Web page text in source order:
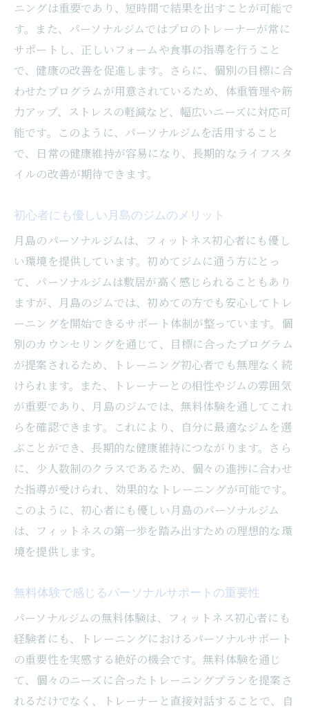
ニングは重要であり、短時間で結果を出すことが可能で
す。また、パーソナルジムではプロのトレーナーが常に
サポートし、正しいフォームや食事の指導を行うこと
で、健康の改善を促進します。さらに、個別の目標に合
わせたプログラムが用意されているため、体重管理や筋
力アップ、ストレスの軽減など、幅広いニーズに対応可
能です。このように、パーソナルジムを活用すること
で、日常の健康維持が容易になり、長期的なライフスタ
イルの改善が期待できます。
初心者にも優しい月島のジムのメリット
月島のパーソナルジムは、フィットネス初心者にも優し
い環境を提供しています。初めてジムに通う方にとっ
て、パーソナルジムは敷居が高く感じられることもあり
ますが、月島のジムでは、初めての方でも安心してトレ
ーニングを開始できるサポート体制が整っています。個
別のカウンセリングを通じて、目標に合ったプログラム
が提案されるため、トレーニング初心者でも無理なく続
けられます。また、トレーナーとの相性やジムの雰囲気
が重要であり、月島のジムでは、無料体験を通してこれ
らを確認できます。これにより、自分に最適なジムを選
ぶことができ、長期的な健康維持につながります。さら
に、少人数制のクラスであるため、個々の進捗に合わせ
た指導が受けられ、効果的なトレーニングが可能です。
このように、初心者にも優しい月島のパーソナルジム
は、フィットネスの第一歩を踏み出すための理想的な環
境を提供します。
無料体験で感じるパーソナルサポートの重要性
パーソナルジムの無料体験は、フィットネス初心者にも
経験者にも、トレーニングにおけるパーソナルサポート
の重要性を実感する絶好の機会です。無料体験を通じ
て、個々のニーズに合ったトレーニングプランを提案さ
れるだけでなく、トレーナーと直接対話することで、自